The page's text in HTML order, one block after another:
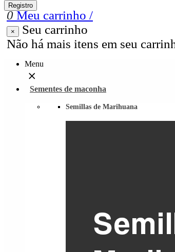
Registro
0 Meu carrinho /
×
Seu carrinho
Não há mais itens em seu
Menu
Sementes de maconha
Semillas de Marihuana